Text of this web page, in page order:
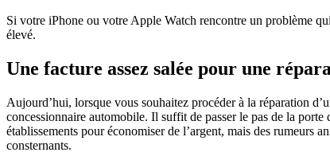
Si votre iPhone ou votre Apple Watch rencontre un problème
élevé.
Une facture assez salée pour une
Aujourd’hui, lorsque vous souhaitez procéder à la réparation
concessionnaire automobile. Il suffit de passer le pas de la
établissements pour économiser de l’argent, mais des rumeurs
consternants.